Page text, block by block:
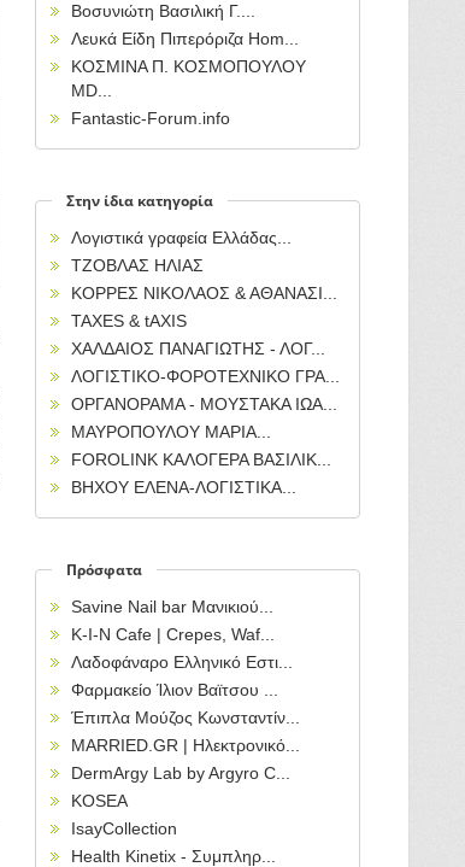
Βοσυνιώτη Βασιλική Γ....
Λευκά Είδη Πιπερόριζα Hom...
ΚΟΣΜΙΝΑ Π. ΚΟΣΜΟΠΟΥΛΟΥ
MD...
Fantastic-Forum.info
Στην ίδια κατηγορία
Λογιστικά γραφεία Ελλάδας...
ΤΖΟΒΛΑΣ ΗΛΙΑΣ
ΚΟΡΡΕΣ ΝΙΚΟΛΑΟΣ & ΑΘΑΝΑΣΙ...
TAXES & tAXIS
ΧΑΛΔΑΙΟΣ ΠΑΝΑΓΙΩΤΗΣ - ΛΟΓ...
ΛΟΓΙΣΤΙΚΟ-ΦΟΡΟΤΕΧΝΙΚΟ ΓΡΑ...
ΟΡΓΑΝΟΡΑΜΑ - ΜΟΥΣΤΑΚΑ ΙΩΑ...
ΜΑΥΡΟΠΟΥΛΟΥ ΜΑΡΙΑ...
FOROLINK ΚΑΛΟΓΕΡΑ ΒΑΣΙΛΙΚ...
ΒΗΧΟΥ ΕΛΕΝΑ-ΛΟΓΙΣΤΙΚΑ...
Πρόσφατα
Savine Nail bar Μανικιού...
Κ-Ι-Ν Cafe | Crepes, Waf...
Λαδοφάναρο Ελληνικό Εστι...
Φαρμακείο Ίλιον Βαϊτσου ...
Έπιπλα Μούζος Κωνσταντίν...
MARRIED.GR | Ηλεκτρονικό...
DermArgy Lab by Argyro C...
KOSEA
IsayCollection
Health Kinetix - Συμπληρ...